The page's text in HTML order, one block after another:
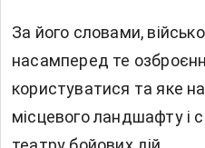
За його словами,
насамперед те
користуватися та яке
місцевого ландшафту і